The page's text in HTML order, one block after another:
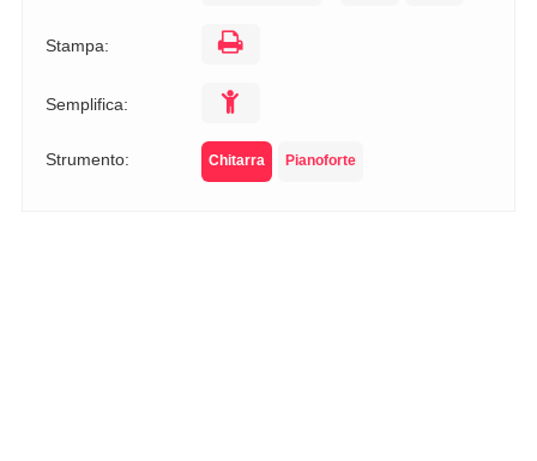
Stampa:
Semplifica:
Strumento: Chitarra Pianoforte